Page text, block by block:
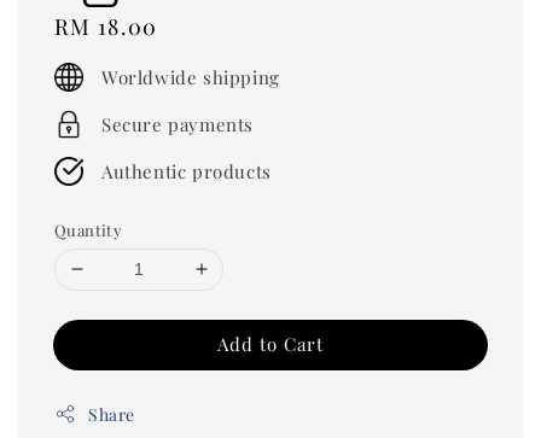
Regular
price
RM 18.00
Worldwide shipping
Secure payments
Authentic products
Quantity
Add to Cart
Share